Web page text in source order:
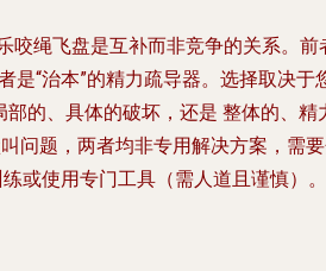
咬绳飞盘是互补而非竞争的关系。前
是“治本”的精力疏导器。选择取决于
部的、具体的破坏 ，还是 整体的、精
问题，两者均非专用解决方案，需
或使用专门工具（需人道且谨慎）。